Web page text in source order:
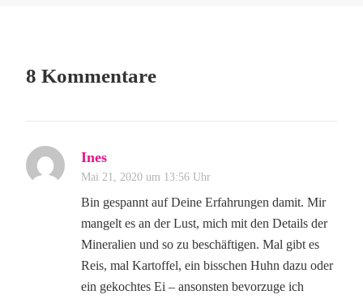
8 Kommentare
Ines
Mai 21, 2020 um 13:56 Uhr
Bin gespannt auf Deine Erfahrungen damit. Mir
mangelt es an der Lust, mich mit den Details der
Mineralien und so zu beschäftigen. Mal gibt es
Reis, mal Kartoffel, ein bisschen Huhn dazu oder
ein gekochtes Ei – ansonsten bevorzuge ich